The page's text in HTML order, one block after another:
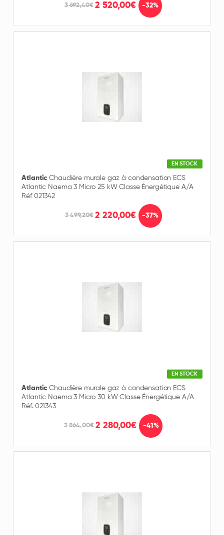
3 692,40€ 2 520,00€ -32%
EN STOCK
Atlantic Chaudière murale gaz à condensation ECS
Atlantic Naema 3 Micro 25 kW Classe Énergétique A/A
Réf 021342
3 499,20€ 2 220,00€ -37%
EN STOCK
Atlantic Chaudière murale gaz à condensation ECS
Atlantic Naema 3 Micro 30 kW Classe Énergétique A/A
Réf. 021343
3 864,00€ 2 280,00€ -41%